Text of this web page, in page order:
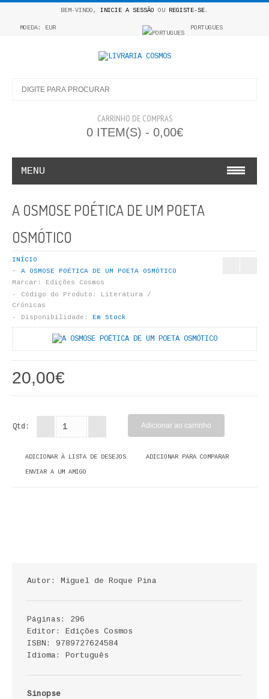
BEM-VINDO, INICIE A SESSÃO OU REGISTE-SE.
MOEDA: EUR PORTUGUES
CARRINHO DE COMPRAS
0 ITEM(S) - 0,00€
MENU
COLEÇÃO APRENDE A COLORIR
LIVROS DE PINTAR
INFANTO - JUVENIL
ANTROPOLOGIA E SOCIOLOGIA
COLEÇÃO RAÍZES
ARQUITECTURA
ARTE
DIREITO
ENSINO
ANÁLISE DA ACÇÃO EDUCATIVA
COLEÇÃO PONTO DE INTERROGAÇÃO
COLEÇÃO PONTO E VÍRGULA
A OSMOSE POÉTICA DE UM POETA
OSMÓTICO
INÍCIO
A OSMOSE POÉTICA DE UM POETA OSMÓTICO
Marcar:
Edições Cosmos
Código do Produto:
Literatura /
Crónicas
Disponibilidade:
Em Stock
20,00€
Qtd:
ADICIONAR À LISTA DE DESEJOS ADICIONAR PARA COMPARAR
ENVIAR A UM AMIGO
Autor: Miguel de Roque Pina
Páginas: 296
Editor: Edições Cosmos
ISBN: 9789727624584
Idioma: Português
Sinopse